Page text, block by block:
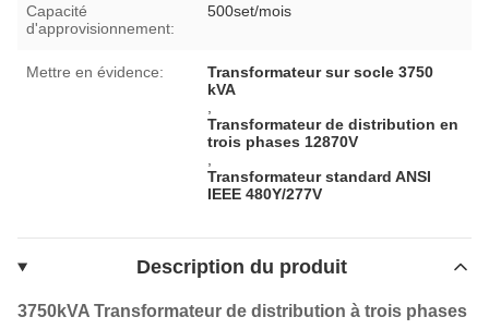
Capacité
d'approvisionnement:
500set/mois
Mettre en évidence:
Transformateur sur socle 3750
kVA
Transformateur de distribution en
trois phases 12870V
Transformateur standard ANSI
IEEE 480Y/277V
Description du produit
3750kVA Transformateur de distribution à trois phases